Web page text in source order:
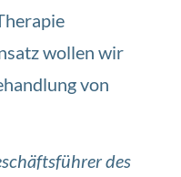
wollen wir
von
des